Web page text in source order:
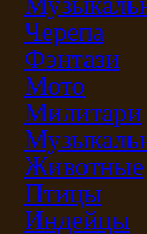
Черепа
Фэнтази
Мото
Милитари
Животные
Птицы
Индейцы